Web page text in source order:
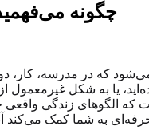
چگونه
که در مدرسه، کار،
یا به شکل غیرمعمول از
که الگوهای زندگی